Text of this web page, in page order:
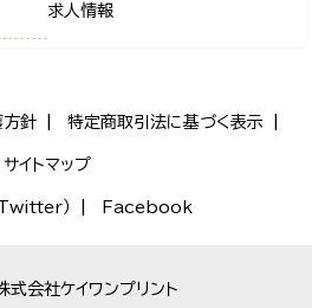
求人情報
方針 特定商取引法に基づく表示
サイトマップ
Twitter） Facebook
式会社ケイワンプリント